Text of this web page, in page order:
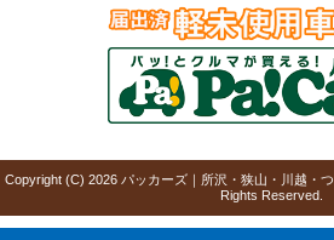
Copyright (C) 2026 パッカーズ｜所沢・狭山・川越・
Rights Reserved.